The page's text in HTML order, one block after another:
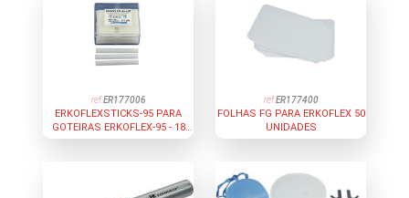
ref:ER177006
ERKOFLEXSTICKS-95 PARA
GOTEIRAS ERKOFLEX-95 - 18
UNIDADES
ref:ER177400
FOLHAS FG PARA ERKOFLEX 50
UNIDADES